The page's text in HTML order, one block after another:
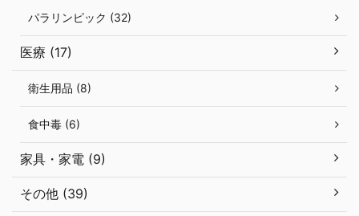
パラリンピック (32)
医療 (17)
衛生用品 (8)
食中毒 (6)
家具・家電 (9)
その他 (39)